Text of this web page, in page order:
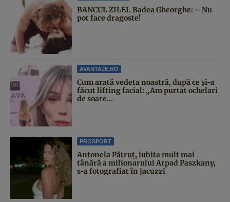
BANCUL ZILEI. Badea Gheorghe: – Nu
pot face dragoste!
AVANTAJE.RO
Cum arată vedeta noastră, după ce și-a
făcut lifting facial: „Am purtat ochelari
de soare...
PROSPORT
Antonela Pătruț, iubita mult mai
tânără a milionarului Arpad Paszkany,
s-a fotografiat în jacuzzi